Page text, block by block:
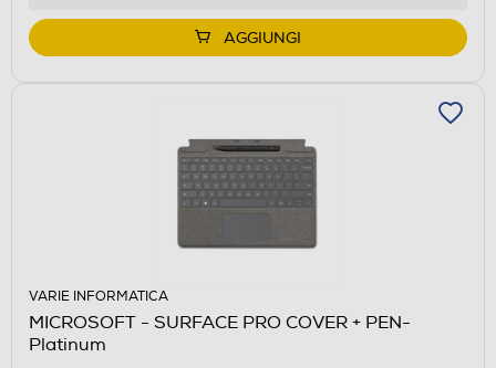
AGGIUNGI
VARIE INFORMATICA
MICROSOFT - SURFACE PRO COVER + PEN-
Platinum